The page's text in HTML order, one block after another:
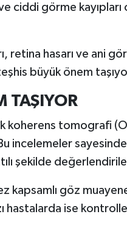
ciddi görme kayıpları
retina hasarı ve ani
büyük önem
TAŞIYOR
koherens tomografi
incelemeler
şekilde
kapsamlı göz
ise